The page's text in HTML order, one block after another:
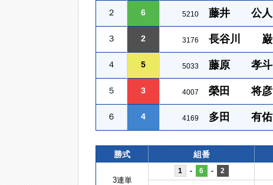
２ 6 5210 藤井 公人
３ 2 3176 長谷川 巌
４ 5 5033 藤原 孝斗
５ 3 4007 榮田 将彦
６ 4 4169 多田 有佑
勝式 組番
3連単
1 - 6 - 2